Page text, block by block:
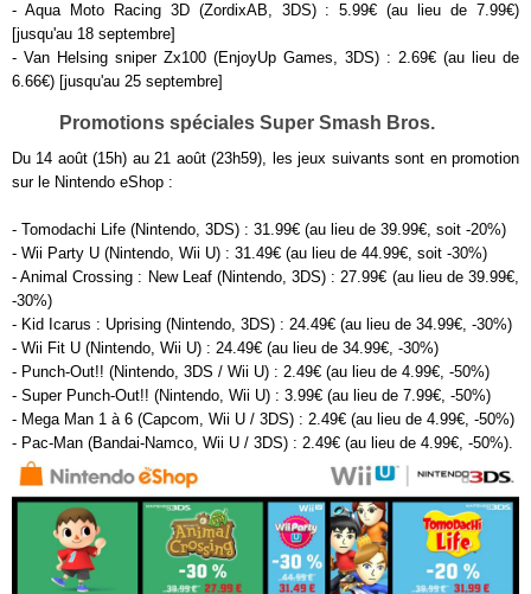
- Aqua Moto Racing 3D (ZordixAB, 3DS) : 5.99€ (au lieu de 7.99€)
[jusqu'au 18 septembre]
- Van Helsing sniper Zx100 (EnjoyUp Games, 3DS) : 2.69€ (au lieu de
6.66€) [jusqu'au 25 septembre]
Promotions spéciales Super Smash Bros.
Du 14 août (15h) au 21 août (23h59), les jeux suivants sont en promotion
sur le Nintendo eShop :
- Tomodachi Life (Nintendo, 3DS) : 31.99€ (au lieu de 39.99€, soit -20%)
- Wii Party U (Nintendo, Wii U) : 31.49€ (au lieu de 44.99€, soit -30%)
- Animal Crossing : New Leaf (Nintendo, 3DS) : 27.99€ (au lieu de 39.99€,
-30%)
- Kid Icarus : Uprising (Nintendo, 3DS) : 24.49€ (au lieu de 34.99€, -30%)
- Wii Fit U (Nintendo, Wii U) : 24.49€ (au lieu de 34.99€, -30%)
- Punch-Out!! (Nintendo, 3DS / Wii U) : 2.49€ (au lieu de 4.99€, -50%)
- Super Punch-Out!! (Nintendo, Wii U) : 3.99€ (au lieu de 7.99€, -50%)
- Mega Man 1 à 6 (Capcom, Wii U / 3DS) : 2.49€ (au lieu de 4.99€, -50%)
- Pac-Man (Bandai-Namco, Wii U / 3DS) : 2.49€ (au lieu de 4.99€, -50%).